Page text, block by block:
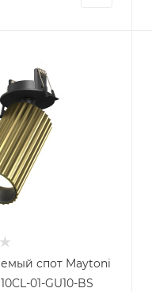
спот Maytoni
01-GU10-BS